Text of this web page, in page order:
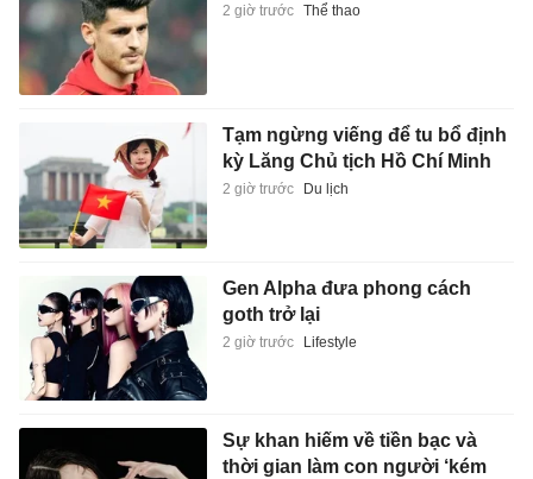
2 giờ trước Thể thao
Tạm ngừng viếng để tu bổ định
kỳ Lăng Chủ tịch Hồ Chí Minh
2 giờ trước Du lịch
Gen Alpha đưa phong cách
goth trở lại
2 giờ trước Lifestyle
Sự khan hiếm về tiền bạc và
thời gian làm con người ‘kém